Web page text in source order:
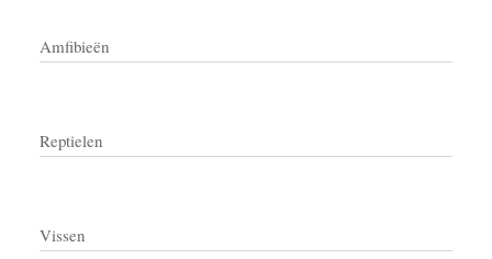
Amfibieën
Reptielen
Vissen